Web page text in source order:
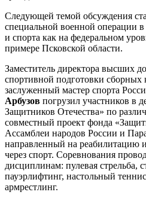
Следующей темой обсуждения
специальной военной операции
и спорта как на федеральном
примере Псковской области.
Заместитель директора высших
спортивной подготовки сборных
заслуженный мастер спорта
Арбузов погрузил участников в
Защитников Отечества» по
совместный проект фонда
Ассамблеи народов России и
направленный на реабилитацию
через спорт. Соревнования
дисциплинам: пулевая стрельба,
пауэрлифтинг, настольный
армрестлинг.